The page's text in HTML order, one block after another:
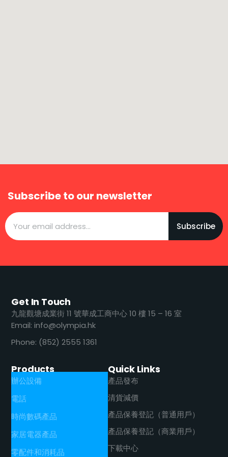
Subscribe to our newsletter
Subscribe
Products
辦公設備
電話
時尚數碼產品
家居電器產品
零配件和消耗品
Quick Links
產品發布
清貨減價
產品保養登記（普通用戶）
產品保養登記（商業用戶）
下載中心
Get In Touch
九龍觀塘成業街 11 號華成工商中心 10 樓 15 – 16 室
Email: info@olympia.hk
Phone: (852) 2555 1361